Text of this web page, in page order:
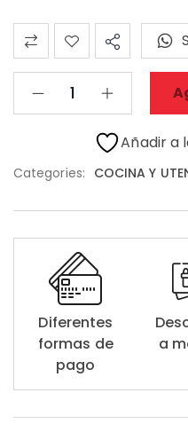
Añadir a
Categories: COCINA Y
Diferentes
formas de
pago
a